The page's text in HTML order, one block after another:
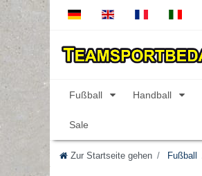
Fußball Handball
Sale
Zur Startseite gehen Fußball